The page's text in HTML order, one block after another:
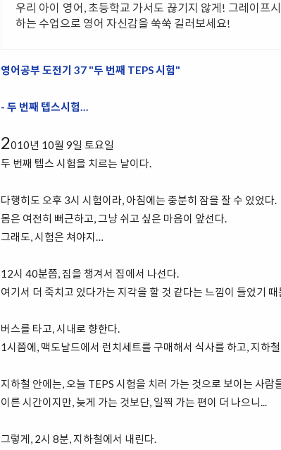
우리 아이 영어, 초등학교 가서도 끊기지 않게! 그레이프
하는 수업으로 영어 자신감을 쑥쑥 길러보세요!
영어공부 도전기 37 "두 번째 TEPS 시험"
- 두 번째 텝스시험…
2010년 10월 9일 토요일
두 번째 텝스 시험을 치르는 날이다.
다행히도 오후 3시 시험이라, 아침에는 충분히 잠을 잘 수 있었다.
몸은 여전히 뻐근하고, 그냥 쉬고 싶은 마음이 앞선다.
그래도, 시험은 쳐야지…
12시 40분쯤, 짐을 챙겨서 집에서 나선다.
여기서 더 죽치고 있다가는 지각을 할 것 같다는 느낌이 들었기 때
버스를 타고, 시내로 향한다.
1시쯤에, 맥도날드에서 런치세트를 구매해서 식사를 하고, 지하
지하철 안에는, 오늘 TEPS 시험을 치러 가는 것으로 보이는 사람
이른 시간이지만, 늦게 가는 것보단, 일찍 가는 편이 더 나으니...
그렇게, 2시 8분, 지하철에서 내린다.